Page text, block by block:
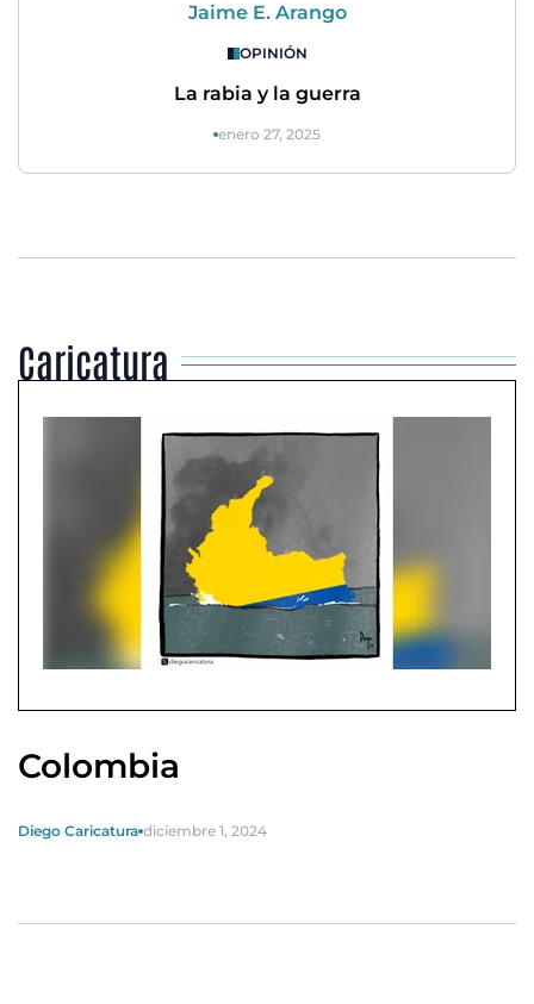
Jaime E. Arango
OPINIÓN
La rabia y la guerra
enero 27, 2025
Caricatura
Colombia
Diego Caricatura diciembre 1, 2024